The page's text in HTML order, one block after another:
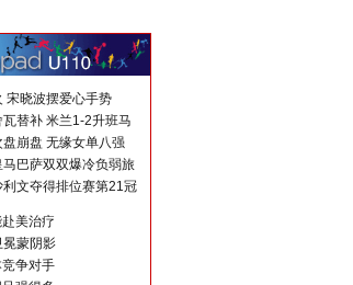
宋晓波摆爱心手势
替补 米兰1-2升班马
崩盘 无缘女单八强
巴萨双双爆冷负弱旅
文夺得排位赛第21冠
美治疗
冕蒙阴影
争对手